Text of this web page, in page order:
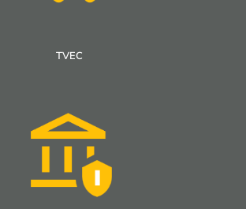
TVEC